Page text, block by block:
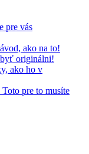
pre vás
ako na to!
byť originálni!
ako ho v
pre to musíte